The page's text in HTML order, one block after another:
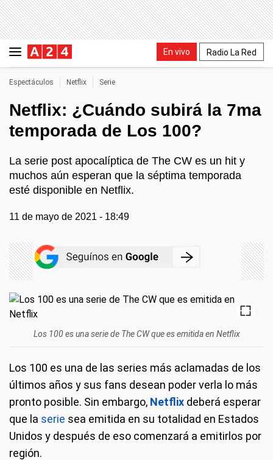
En vivo Radio La Red
Espectáculos Netflix Serie
Netflix: ¿Cuándo subirá la 7ma
temporada de Los 100?
La serie post apocalíptica de The CW es un hit y
muchos aún esperan que la séptima temporada
esté disponible en Netflix.
11 de mayo de 2021 - 18:49
Los 100 es una serie de The CW que es emitida en Netflix
Los 100 es una de las series más aclamadas de los
últimos años y sus fans desean poder verla lo más
pronto posible. Sin embargo, Netflix deberá esperar
que la serie sea emitida en su totalidad en Estados
Unidos y después de eso comenzará a emitirlos por
región.